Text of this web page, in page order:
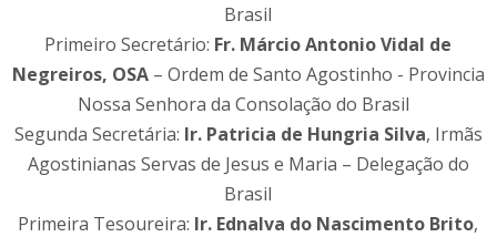
Brasil
Primeiro Secretário: Fr. Márcio Antonio Vidal de
Negreiros, OSA– Ordem de Santo Agostinho - Provincia
Nossa Senhora da Consolação do Brasil
Segunda Secretária: Ir. Patricia de Hungria Silva, Irmãs
Agostinianas Servas de Jesus e Maria – Delegação do
Brasil
Primeira Tesoureira: Ir. Ednalva do Nascimento Brito,